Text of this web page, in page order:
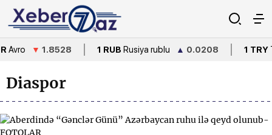
1 RUBRusiya rublu ▲0.0208 1 TRYTürkiyə lirəsi
Diaspor